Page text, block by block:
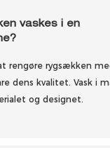
vaskes i en
rengøre rygsækken
dens kvalitet. Vask i
og designet.